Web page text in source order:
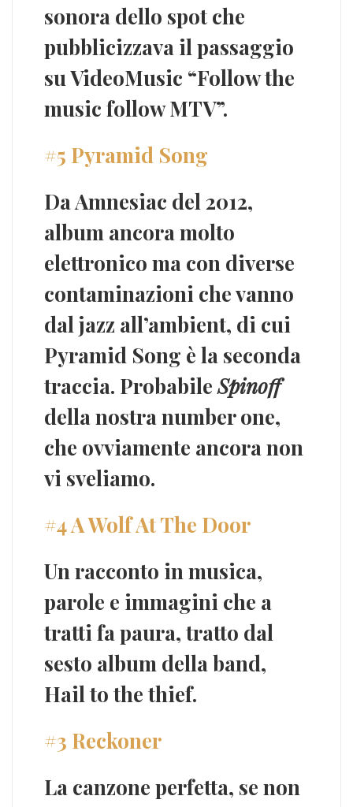
sonora dello spot che
pubblicizzava il passaggio
su VideoMusic “Follow the
music follow MTV”.
#5 Pyramid Song
DaAmnesiac del 2012,
album ancora molto
elettronico ma con diverse
contaminazioni che vanno
dal jazz all’ambient, di cui
Pyramid Song è la seconda
traccia. ProbabileSpinoff
della nostra number one,
che ovviamente ancora non
vi sveliamo.
#4 A Wolf At The Door
Un racconto in musica,
parole e immagini che a
tratti fapaura, tratto dal
sesto album della band,
Hail to the thief.
#3 Reckoner
La canzone perfetta, se non